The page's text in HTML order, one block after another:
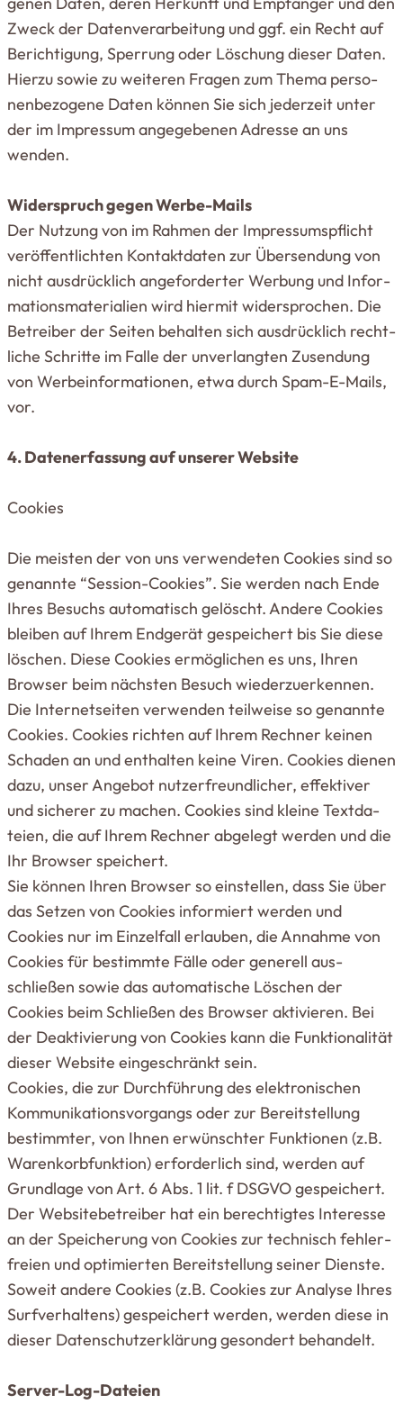
Zweck der Daten­ver­ar­beitung und ggf. ein Recht auf
Berich­tigung, Sperrung oder Löschung dieser Daten.
Hierzu sowie zu wei­teren Fragen zum Thema per­so­
nen­be­zogene Daten können Sie sich jederzeit unter
der im Impressum ange­ge­benen Adresse an uns
wenden.
Wider­spruch gegen Werbe-Mails
Der Nutzung von im Rahmen der Impres­sums­pflicht
ver­öf­fent­lichten Kon­takt­daten zur Über­sendung von
nicht aus­drücklich ange­for­derter Werbung und Infor­
ma­ti­ons­ma­te­rialien wird hiermit wider­sprochen. Die
Betreiber der Seiten behalten sich aus­drücklich recht­
liche Schritte im Falle der unver­langten Zusendung
von Wer­be­infor­ma­tionen, etwa durch Spam-E-Mails,
vor.
4. Daten­er­fassung auf unserer Website
Cookies
Die meisten der von uns ver­wen­deten Cookies sind so
genannte “Session-Cookies”. Sie werden nach Ende
Ihres Besuchs auto­ma­tisch gelöscht. Andere Cookies
bleiben auf Ihrem End­gerät gespei­chert bis Sie diese
löschen. Diese Cookies ermög­lichen es uns, Ihren
Browser beim nächsten Besuch wie­der­zu­er­kennen.
Die Inter­net­seiten ver­wenden teil­weise so genannte
Cookies. Cookies richten auf Ihrem Rechner keinen
Schaden an und ent­halten keine Viren. Cookies dienen
dazu, unser Angebot nut­zer­freund­licher, effek­tiver
und sicherer zu machen. Cookies sind kleine Text­da­
teien, die auf Ihrem Rechner abgelegt werden und die
Ihr Browser spei­chert.
Sie können Ihren Browser so ein­stellen, dass Sie über
das Setzen von Cookies infor­miert werden und
Cookies nur im Ein­zelfall erlauben, die Annahme von
Cookies für bestimmte Fälle oder generell aus­
schließen sowie das auto­ma­tische Löschen der
Cookies beim Schließen des Browser akti­vieren. Bei
der Deak­ti­vierung von Cookies kann die Funk­tio­na­lität
dieser Website ein­ge­schränkt sein.
Cookies, die zur Durch­führung des elek­tro­ni­schen
Kom­mu­ni­ka­ti­ons­vor­gangs oder zur Bereit­stellung
bestimmter, von Ihnen erwünschter Funk­tionen (z.B.
Waren­korb­funktion) erfor­derlich sind, werden auf
Grundlage von Art. 6 Abs. 1 lit. f DSGVO gespei­chert.
Der Web­site­be­treiber hat ein berech­tigtes Interesse
an der Spei­cherung von Cookies zur tech­nisch feh­ler­
freien und opti­mierten Bereit­stellung seiner Dienste.
Soweit andere Cookies (z.B. Cookies zur Analyse Ihres
Surf­ver­haltens) gespei­chert werden, werden diese in
dieser Daten­schutz­er­klärung gesondert behandelt.
Server-Log-Dateien